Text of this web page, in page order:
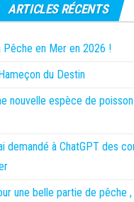
ARTICLES RÉCENTS
Pêche en Mer en 2026 !
du Destin
nouvelle espèce de
demandé à ChatGPT des
une belle partie de pêche